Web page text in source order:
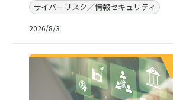
サイバーリスク／情報セキュリティ
2026/8/3